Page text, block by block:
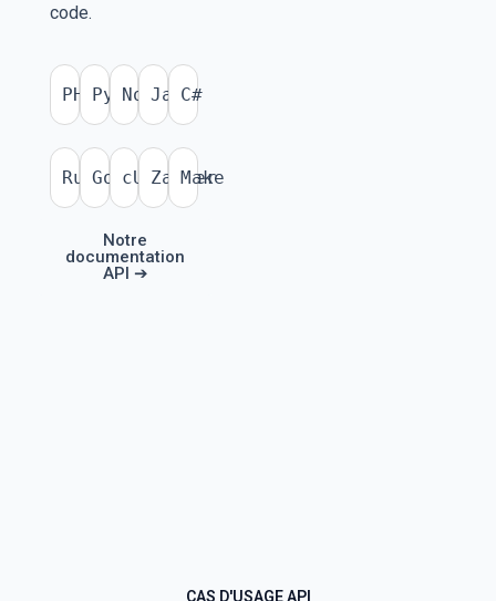
code.
PHPPython
Node.js
Java
C#
Ruby
Go cURLZapier
Make
Notre
documentation
API ➔
CAS D'USAGE API